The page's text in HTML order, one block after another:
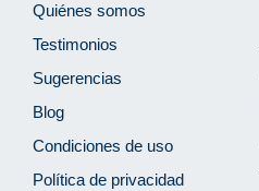
Quiénes somos
Testimonios
Sugerencias
Blog
Condiciones de uso
Política de privacidad